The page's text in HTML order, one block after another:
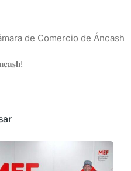
de Comercio de Áncash